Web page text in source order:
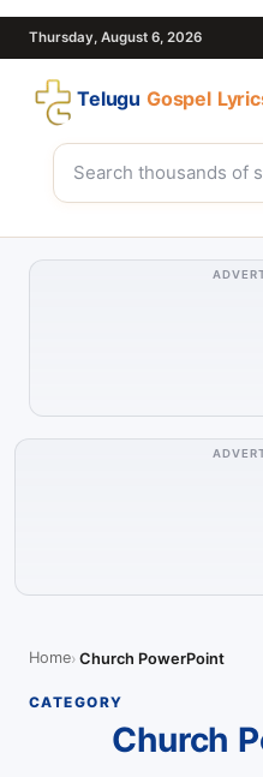
Thursday, August 6, 2026
Telugu Gospel
Home Church PowerPoint
CATEGORY
Church